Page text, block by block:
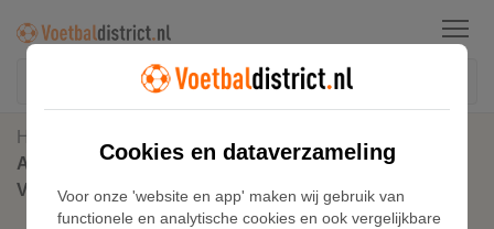
Menu
Home
Adidas Predator League Firm/Multi-Ground
Voetbalschoenen
Cookies en dataverzameling
Voor onze 'website en app' maken wij gebruik van
functionele en analytische cookies en ook vergelijkbare